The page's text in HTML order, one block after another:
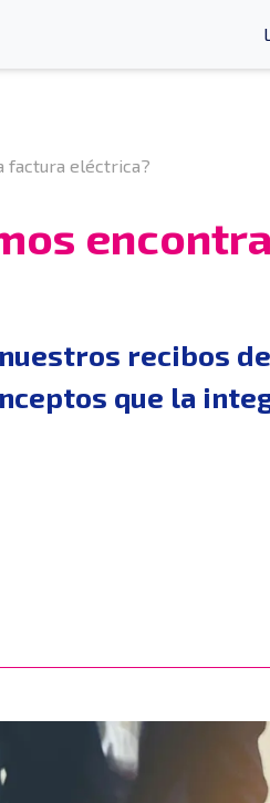
factura eléctrica?
recibos
que la